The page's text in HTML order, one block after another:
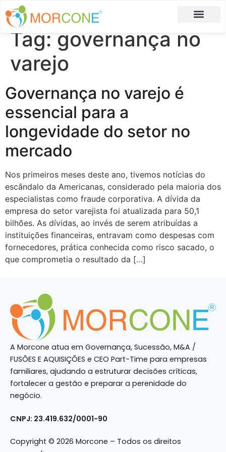
Tag: governança no
varejo
Governança no varejo é
essencial para a
longevidade do setor no
mercado
Nos primeiros meses deste ano, tivemos notícias do
escândalo da Americanas, considerado pela maioria dos
especialistas como fraude corporativa. A dívida da
empresa do setor varejista foi atualizada para 50,1
bilhões. As dívidas, ao invés de serem atribuídas a
instituições financeiras, entravam como despesas com
fornecedores, prática conhecida como risco sacado, o
que comprometia o resultado da […]
A Morcone atua em Governança, Sucessão, M&A /
FUSÕES E AQUISIÇÕES e CEO Part-Time para empresas
familiares, ajudando a estruturar decisões críticas,
fortalecer a gestão e preparar a perenidade do
negócio.
CNPJ: 23.419.632/0001-90
Copyright © 2026 Morcone – Todos os direitos